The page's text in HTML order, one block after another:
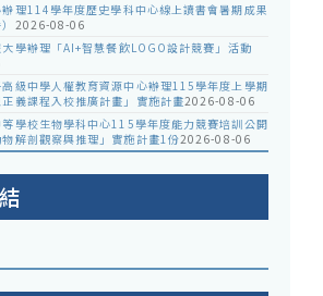
理114學年度歷史學科中心線上讀書會暑期成果
2026-08-06
學辦理「AI+智慧餐飲LOGO設計競賽」活動
級中學人權教育資源中心辦理115學年度上學期
正義課程入校推廣計畫」實施計畫2026-08-06
學校生物學科中心115學年度能力競賽培訓公開
解剖觀察與推理」實施計畫1份2026-08-06